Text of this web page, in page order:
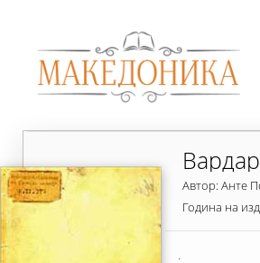
Вардар
Автор: Анте
Година на
.